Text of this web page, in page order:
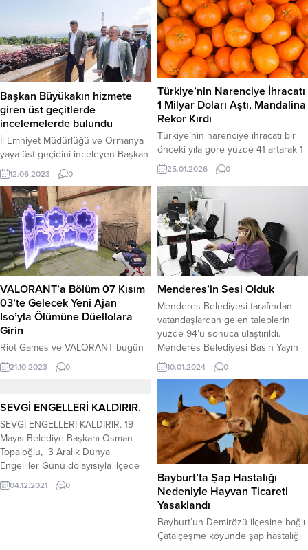
Başkan Büyükakın hizmete
giren üst geçitlerde
incelemelerde bulundu
İl Emniyet Müdürlüğü ve Ormanya
yaya üst geçidini inceleyen Başkan
Büyükakın, modern yaya üst geçidi
inşaatlarının devam edeceğini
söyledi Kocaeli Büyükşehir
Belediyesi, vatandaşın hayatını
kolaylaştıracak, yaşam standardını
artıracak projeleri hayata
geçirmeye devam ediyor. Bu
kapsamda Büyükşehir, Başiskele D-
100 Karayolu Yeni Gölcük Yolu
üzerindeki İl Emniyet Müdürlüğü
hizmet binasına ulaşımı
sağlayacak...
12.06.2023 0
Türkiye’nin Narenciye İhracatı
1 Milyar Doları Aştı, Mandalina
Rekor Kırdı
Türkiye’nin narenciye ihracatı bir
önceki yıla göre yüzde 41 artarak 1
milyar doların üzerine çıkarken,
mandalina ihracatı değer bazında
yüzde 92’lik rekor bir yükseliş
kaydetti. Türkiye’nin narenciye
ihracatından elde edilen gelir,
önceki yılki 1 milyar 45 milyon
dolarlık seviyeye kıyasla yüzde 41
artış göstererek yeni bir düzeye
ulaştı. Bu artışta...
25.01.2026 0
VALORANT’a Bölüm 07 Kısım
03’te Gelecek Yeni Ajan
Iso’yla Ölümüne Düellolara
Girin
Riot Games ve VALORANT bugün
yeni ajan Iso’yu oyunculara tanıttı.
Çinli kiralık suikastçı Iso
etmek için bir akış haline girer.
Çevredeki enerjiyi yeniden
şekillendirerek kurşun geçirmez bir
kalkana dönüştüren Iso odağını
yitirmeden bir sonraki ölümüne
düellosuna ilerler. Iso’nun
yetenekleri şu şekilde: Çelik İrade
21.10.2023 0
Menderes’in Sesi Olduk
Menderes Belediyesi tarafından
vatandaşlardan gelen taleplerin
yüzde 94’ü sonuca ulaştırıldı.
Menderes Belediyesi Basın Yayın
ve Halkla İlişkiler Müdürlüğü
tarafından sürdürülen çalışmalar
kapsamında ilçe genelinde
vatandaşlardan gelen talepler
sonuçsuz kalmadı. Talepler yerine
getiriliyor Menderesli vatandaşlar
tarafından Menderes Belediyesi
sosyal medya hesaplarına 20 bin
716, WhatsApp ihbar hattına 18.685,
talep ve şikayet...
10.01.2024 0
SEVGİ ENGELLERİ KALDIRIR.
SEVGİ ENGELLERİ KALDIRIR. 19
Mayıs Belediye Başkanı Osman
Topaloğlu, 3 Aralık Dünya
Engelliler Günü dolayısıyla ilçede
yaşayan engelli vatandaşları
evlerinde ziyaret etti. Engellerin
04.12.2021 0
Bayburt’ta Şap Hastalığı
Nedeniyle Hayvan Ticareti
Yasaklandı
Bayburt’un Demirözü ilçesine bağlı
Çatalçeşme köyünde şap hastalığı